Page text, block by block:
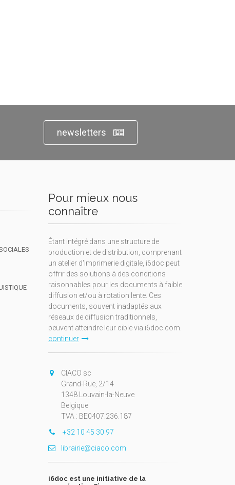
newsletters
Pour mieux nous
connaître
Étant intégré dans une structure de
production et de distribution, comprenant
un atelier d'imprimerie digitale, i6doc peut
offrir des solutions à des conditions
raisonnables pour les documents à faible
diffusion et/ou à rotation lente. Ces
documents, souvent inadaptés aux
réseaux de diffusion traditionnels,
peuvent atteindre leur cible via i6doc.com.
continuer
CIACO sc
Grand-Rue, 2/14
1348 Louvain-la-Neuve
Belgique
TVA : BE0407.236.187
+32 10 45 30 97
librairie@ciaco.com
i6doc est une initiative de la